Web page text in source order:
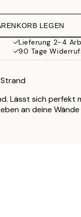
LEGEN
Lieferung 2-4
90 Tage
Lässt sich perfekt
an deine